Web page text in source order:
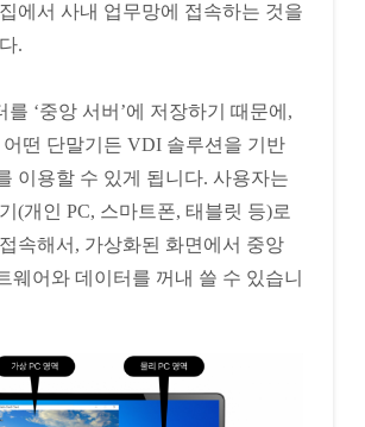
에서 사내 업무망에 접속하는 것을
.
‘중앙 서버’에 저장하기 때문에,
어떤 단말기든 VDI 솔루션을 기반
이용할 수 있게 됩니다. 사용자는
(개인 PC, 스마트폰, 태블릿 등)로
속해서, 가상화된 화면에서 중앙
웨어와 데이터를 꺼내 쓸 수 있습니